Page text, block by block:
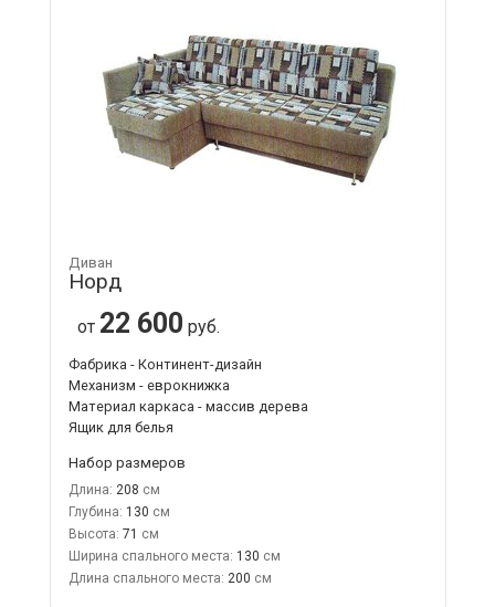
Диван
Норд
от 22 600 руб.
Фабрика - Континент-дизайн
Механизм - еврокнижка
Материал каркаса - массив дерева
Ящик для белья
Набор размеров
Длина: 208
Глубина: 130
Высота: 71
Ширина спального места: 130
Длина спального места: 200